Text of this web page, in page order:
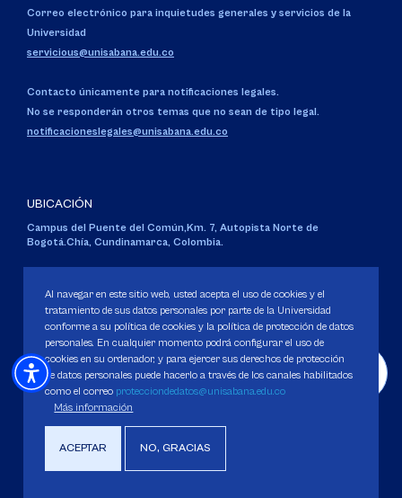
Correo electrónico para inquietudes generales y servicios de la
Universidad
servicious@unisabana.edu.co
Contacto únicamente para notificaciones legales.
No se responderán otros temas que no sean de tipo legal.
notificacioneslegales@unisabana.edu.co
UBICACIÓN
Campus del Puente del Común,Km. 7, Autopista Norte de
Bogotá.Chía, Cundinamarca, Colombia.
Personería Jurídica:Resolución 130 del 14 de enero de 1980.
Ministerio de Educación Nacional.
Política de Protección de datos
Derechos Pecuniarios
Al navegar en este sitio web, usted acepta el uso de cookies y el
tratamiento de sus datos personales por parte de la Universidad
conforme a su política de cookies y la política de protección de datos
personales. En cualquier momento podrá configurar el uso de
cookies en su ordenador, y para ejercer sus derechos de protección
de datos personales puede hacerlo a través de los canales habilitados
como el correo protecciondedatos@unisabana.edu.co
Más información
ACEPTAR NO, GRACIAS